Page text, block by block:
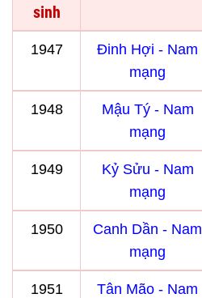
sinh
1947
Đinh Hợi - Nam
mạng
1948
Mậu Tý - Nam
mạng
1949
Kỷ Sửu - Nam
mạng
1950
Canh Dần - Nam
mạng
1951
Tân Mão - Nam